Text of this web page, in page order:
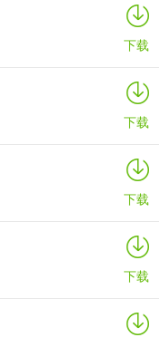
下载
下载
下载
下载